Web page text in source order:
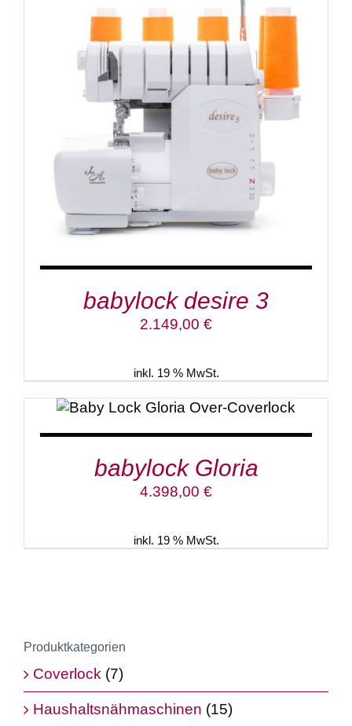
IN DEN WARENKORB DETAILS
babylock desire 3
2.149,00 €
inkl. 19 % MwSt.
IN DEN WARENKORB / DETAILS
babylock Gloria
4.398,00 €
inkl. 19 % MwSt.
Produktkategorien
Coverlock (7)
Haushaltsnähmaschinen (15)